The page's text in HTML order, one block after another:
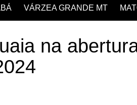
VÁRZEA GRANDE MT
na